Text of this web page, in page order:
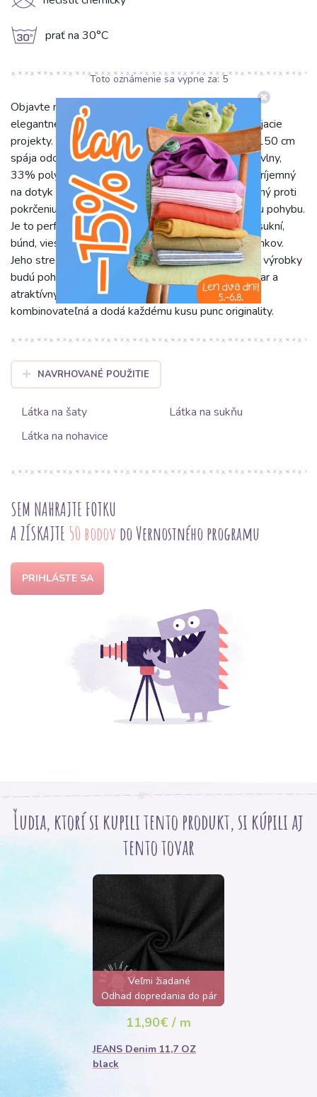
g prať na 30°C
Objavte náš kvalitný, jednofarebný denim JEANS v
elegantnej sivej farbe, ideálny pre vaše kreatívne šijacie
projekty. Táto látka s gramážou 270 g/m² a šírkou 150 cm
spája odolnosť s pohodlím. Vďaka zloženiu 65% bavlny,
33% polyesteru a 2% elastanu je materiál nielen príjemný
na dotyk a priedušný, ale aj dostatočne pevný, odolný proti
pokrčeniu a mierne elastický pre maximálnu slobodu pohybu.
Je to perfektná voľba pre šitie moderných nohavíc, sukní,
búnd, viest, ale aj štýlových tašiek či bytových doplnkov.
Jeho stredná gramáž a pružnosť zaručujú, že hotové výrobky
budú pohodlné, trvácne a dlhodobo si udržia svoj tvar a
atraktívny vzhľad. Nadčasová sivá farba je ľahko
kombinovateľná a dodá každému kusu punc originality.
NAVRHOVANÉ POUŽITIE
Látka na šaty
Látka na sukňu
Látka na nohavice
SEM NAHRAJTE FOTKU
A ZÍSKAJTE 50 bodov do Vernostného programu
PRIHLÁSTE SA
Ľudia, ktorí si kupili tento produkt, si kúpili aj
tento tovar
Veľmi žiadané
Odhad dopredania do pár
hodín
11,90€ / m
JEANS Denim 11,7 OZ
black
Toto oznámenie sa vypne za:5